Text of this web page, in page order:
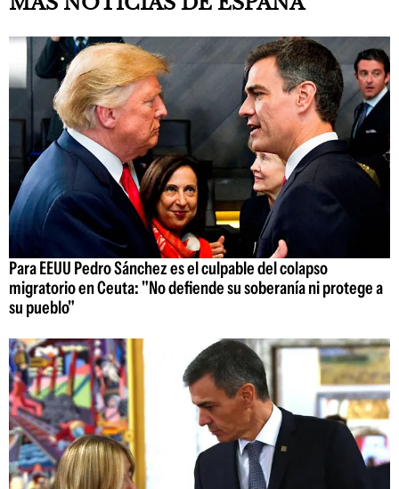
Para EEUU Pedro Sánchez es el culpable del colapso
migratorio en Ceuta: "No defiende su soberanía ni protege a
su pueblo"